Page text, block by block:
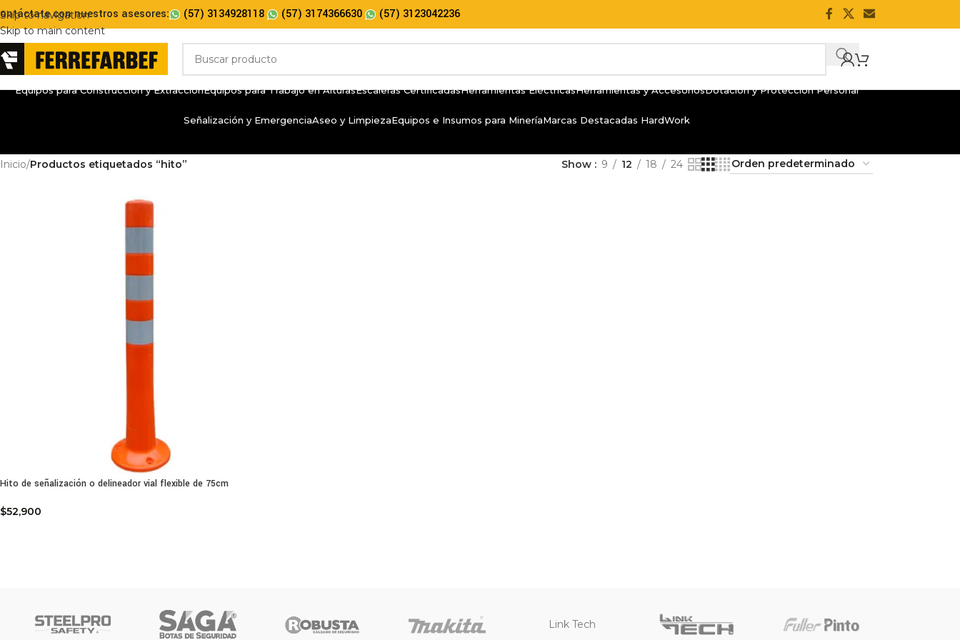
Skip to navigation
Skip to main content
con nuestros asesores: (57) 3134928118 (57) 3174366630 (57) 3123042236
Equipos para Construcción y ExtracciónEquipos para Trabajo en AlturasEscaleras CertificadasHerramientas EléctricasHerramientas y AccesoriosDotación y Protección Personal
Señalización y EmergenciaAseo y LimpiezaEquipos e Insumos para MineríaMarcas Destacadas HardWork
Inicio/Productos etiquetados “hito” Show 9 12 18 24
Hito de señalización o delineador vial flexible de 75cm
$52,900
Link Tech